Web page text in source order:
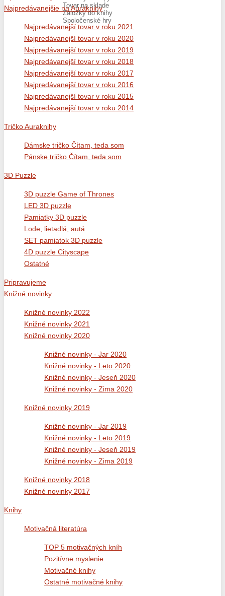
Tovar na sklade
Záložky do knihy
Spoločenské hry
Najpredávanejšie na Auraknihy
Najpredávanejší tovar v roku 2021
Najpredávanejší tovar v roku 2020
Najpredávanejší tovar v roku 2019
Najpredávanejší tovar v roku 2018
Najpredávanejší tovar v roku 2017
Najpredávanejší tovar v roku 2016
Najpredávanejší tovar v roku 2015
Najpredávanejší tovar v roku 2014
Tričko Auraknihy
Dámske tričko Čítam, teda som
Pánske tričko Čítam, teda som
3D Puzzle
3D puzzle Game of Thrones
LED 3D puzzle
Pamiatky 3D puzzle
Lode, lietadlá, autá
SET pamiatok 3D puzzle
4D puzzle Cityscape
Ostatné
Pripravujeme
Knižné novinky
Knižné novinky 2022
Knižné novinky 2021
Knižné novinky 2020
Knižné novinky - Jar 2020
Knižné novinky - Leto 2020
Knižné novinky - Jeseň 2020
Knižné novinky - Zima 2020
Knižné novinky 2019
Knižné novinky - Jar 2019
Knižné novinky - Leto 2019
Knižné novinky - Jeseň 2019
Knižné novinky - Zima 2019
Knižné novinky 2018
Knižné novinky 2017
Knihy
Motivačná literatúra
TOP 5 motivačných kníh
Pozitívne myslenie
Motivačné knihy
Ostatné motivačné knihy